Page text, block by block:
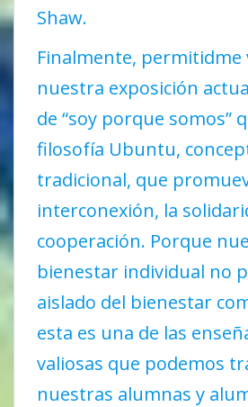
Shaw.
Finalmente, permitidme
nuestra exposición
de “soy porque somos”
filosofía Ubuntu,
tradicional, que
interconexión, la
cooperación. Porque
bienestar individual no
aislado del bienestar
esta es una de las
valiosas que podemos
nuestras alumnas y